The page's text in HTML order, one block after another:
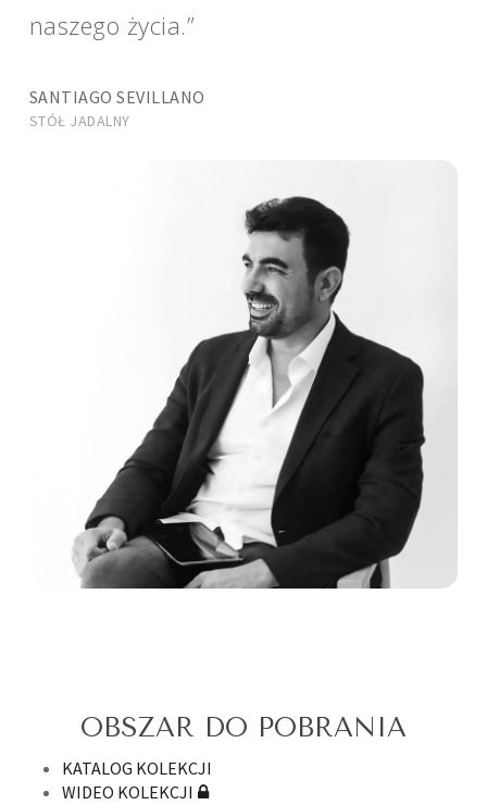
naszego życia.”
SANTIAGO SEVILLANO
STÓŁ JADALNY
OBSZAR DO POBRANIA
KATALOG KOLEKCJI
WIDEO KOLEKCJI